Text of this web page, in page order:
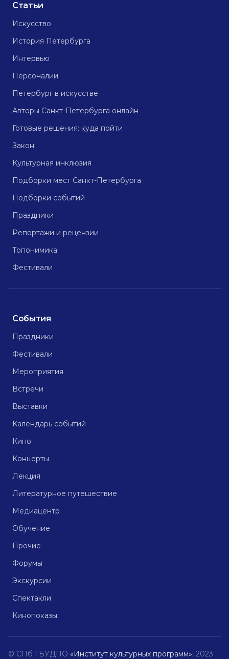
Статьи
Искусство
История Петербурга
Интервью
Персоналии
Петербург в искусстве
Авторы Санкт-Петербурга онлайн
Готовые решения: куда пойти
Закон
Культурная инклюзия
Подборки мест Санкт-Петербурга
Подборки событий
Праздники
Репортажи и рецензии
Топонимика
Фестивали
События
Праздники
Фестивали
Мероприятия
Встречи
Выставки
Календарь событий
Кино
Концерты
Лекция
Литературное путешествие
Медиацентр
Обучение
Прочие
Форумы
Экскурсии
Спектакли
Кинопоказы
© СПб ГБУДПО «Институт культурных программ», 2023